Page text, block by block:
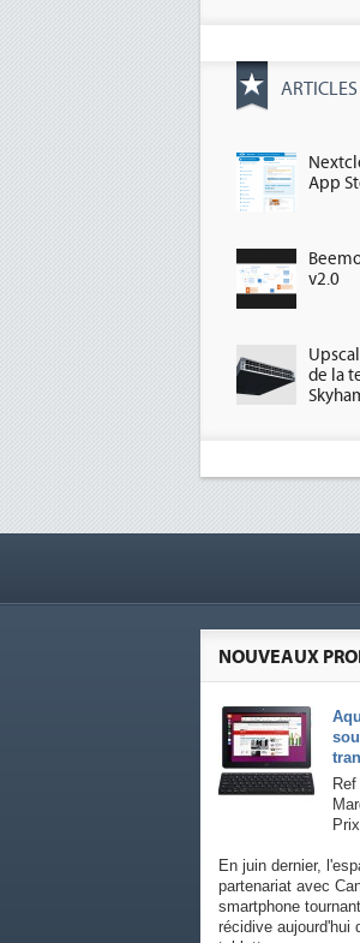
ARTICLES
App
v2.0
de la
NOUVEAUX
En juin dernier,
partenariat avec
smartphone
récidive aujourd'hui